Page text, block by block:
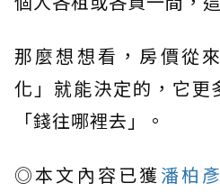
那麼想想看，房價從
化」就能決定的，它更
「錢往哪裡去」。
◎本文內容已獲潘柏